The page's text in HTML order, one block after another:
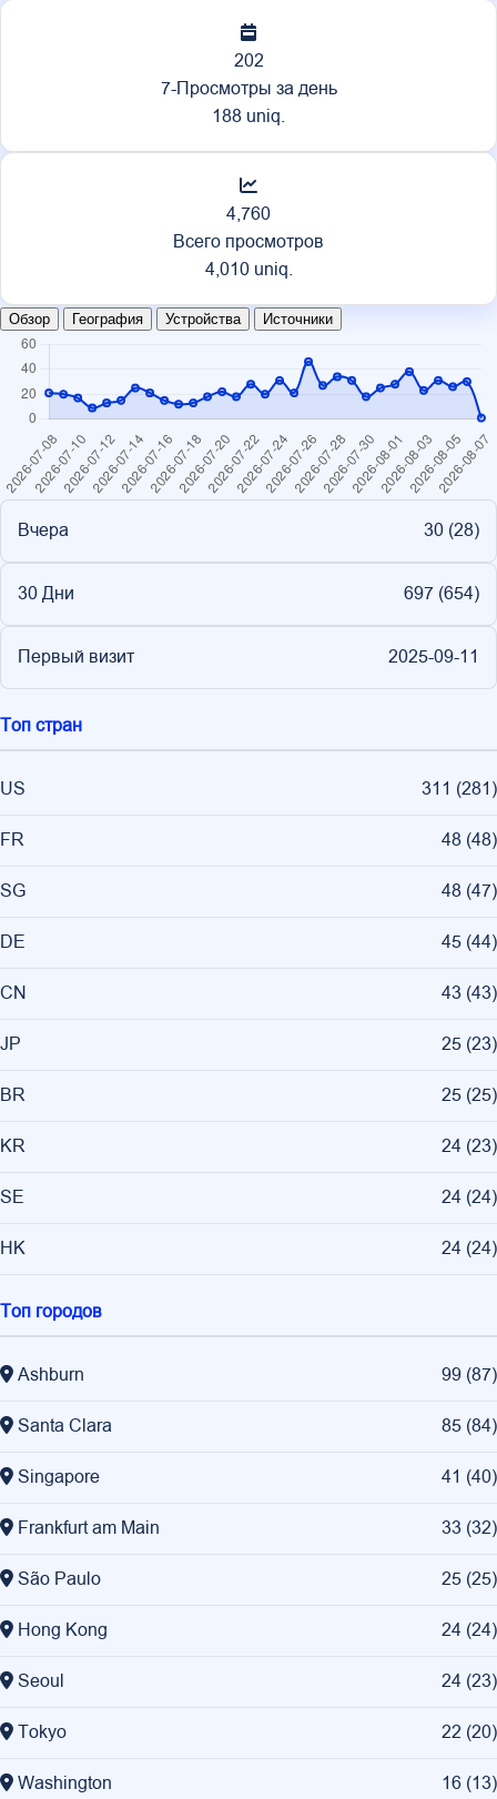
202
7-Просмотры за день
188 uniq.
4,760
Всего просмотров
4,010 uniq.
Обзор География Устройства Источники
Вчера 30 (28)
30 Дни 697 (654)
Первый визит 2025-09-11
Топ стран
US 311 (281)
FR 48 (48)
SG 48 (47)
DE 45 (44)
CN 43 (43)
JP 25 (23)
BR 25 (25)
KR 24 (23)
SE 24 (24)
HK 24 (24)
Топ городов
Ashburn 99 (87)
Santa Clara 85 (84)
Singapore 41 (40)
Frankfurt am Main 33 (32)
São Paulo 25 (25)
Hong Kong 24 (24)
Seoul 24 (23)
Tokyo 22 (20)
Washington 16 (13)